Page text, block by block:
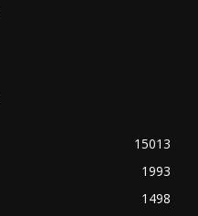
15013
1993
1498